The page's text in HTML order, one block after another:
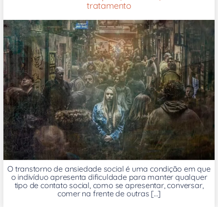
tratamento
O transtorno de ansiedade social é uma condição em que
o indivíduo apresenta dificuldade para manter qualquer
tipo de contato social, como se apresentar, conversar,
comer na frente de outras [...]